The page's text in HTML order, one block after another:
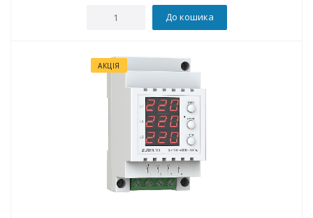
До кошика
АКЦІЯ